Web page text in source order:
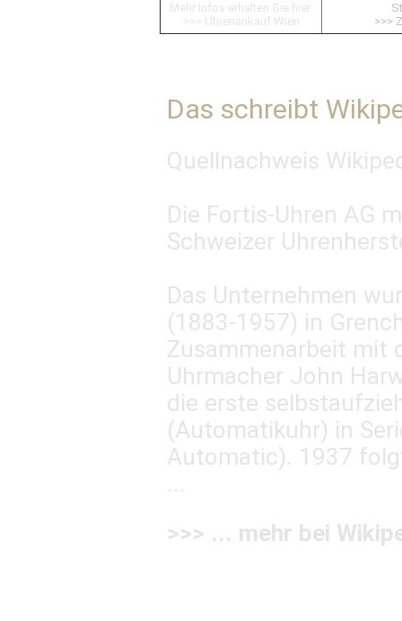
Mehr Infos erhalten Sie hier:
>>> Uhrenankauf Wien
>>>
Das schreibt
Quellnachweis
Die Fortis-Uhren AG
Schweizer
Das Unternehmen
(1883-1957) in
Zusammenarbeit mit
Uhrmacher John
die erste
(Automatikuhr) in
Automatic). 1937
...
>>> ... mehr bei